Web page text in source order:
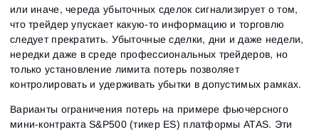
или иначе, череда убыточных сделок сигнализирует о том,
что трейдер упускает какую-то информацию и торговлю
следует прекратить. Убыточные сделки, дни и даже недели,
нередки даже в среде профессиональных трейдеров, но
только установление лимита потерь позволяет
контролировать и удерживать убытки в допустимых рамках.
Варианты ограничения потерь на примере фьючерсного
мини-контракта S&P500 (тикер ES) платформы ATAS. Эти